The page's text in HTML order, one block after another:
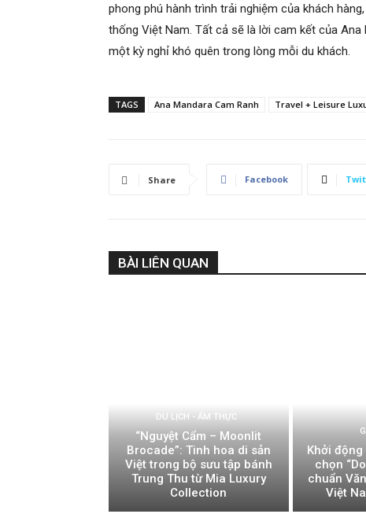
phong phú hành trình trải nghiệm của khách
thống Việt Nam. Tất cả sẽ là lời cam kết của
một kỳ nghỉ khó quên trong lòng mỗi du khách.
TAGS Ana Mandara Cam Ranh Travel + Leisure
Share Facebook
BÀI LIÊN QUAN
DU LỊCH - ẨM THỰC
“Nguyệt Cẩm – Moonlit
Brocade”: Tinh hoa di sản
Việt trong bộ sưu tập bánh
Trung Thu từ Mia Luxury
Collection
Khởi
chọn
chuẩn
Việt